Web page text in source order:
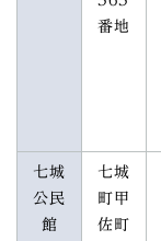
番地
七城
公民
館
七城
町甲
佐町